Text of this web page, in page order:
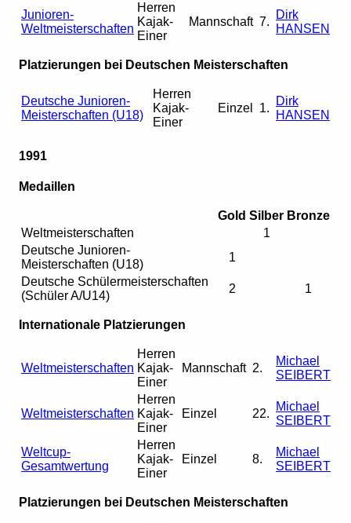
Junioren-
Weltmeisterschaften
Herren
Kajak-
Einer
Mannschaft 7.
Dirk
HANSEN
Platzierungen bei Deutschen Meisterschaften
Deutsche Junioren-
Meisterschaften (U18)
Herren
Kajak-
Einer
Einzel 1.
Dirk
HANSEN
1991
Medaillen
Gold Silber Bronze
Weltmeisterschaften
1
Deutsche Junioren-
Meisterschaften (U18)
1
Deutsche Schülermeisterschaften
(Schüler A/U14)
2 1
Internationale Platzierungen
Weltmeisterschaften
Herren
Kajak-
Einer
Mannschaft 2.
Michael
SEIBERT
Weltmeisterschaften
Herren
Kajak-
Einer
Einzel 22.
Michael
SEIBERT
Weltcup-
Gesamtwertung
Herren
Kajak-
Einer
Einzel 8.
Michael
SEIBERT
Platzierungen bei Deutschen Meisterschaften